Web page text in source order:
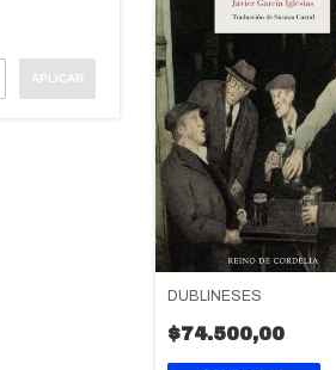
APLICAR
DUBLINESES
$74.500,00